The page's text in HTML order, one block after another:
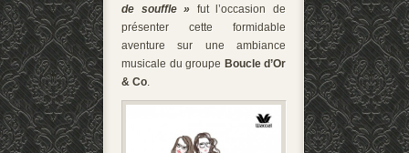
de souffle » fut l’occasion de
présenter cette formidable
aventure sur une ambiance
musicale du groupe Boucle d’Or
& Co.